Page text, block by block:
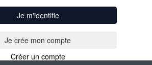
Je m'identifie
Créer un compte